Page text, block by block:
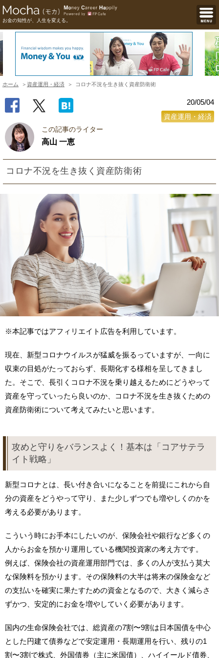
お金の知性が、人生を変える。
ホーム 資産運用・経済 コロナ不況を生き抜く資産防衛術
20/05/04
資産運用・経済
この記事のライター
高山 一恵
コロナ不況を生き抜く資産防衛術
※本記事ではアフィリエイト広告を利用しています。
現在、新型コロナウイルスが猛威を振るっていますが、一向に
収束の目処がたっておらず、長期化する様相を呈してきまし
た。そこで、長引くコロナ不況を乗り越えるためにどうやって
資産を守っていったら良いのか、コロナ不況を生き抜くための
資産防衛術について考えてみたいと思います。
攻めと守りをバランスよく！基本は「コアサテラ
イト戦略」
新型コロナとは、長い付き合いになることを前提にこれから自
分の資産をどうやって守り、また少しずつでも増やしくのかを
考える必要があります。
こういう時にお手本にしたいのが、保険会社や銀行など多くの
人からお金を預かり運用している機関投資家の考え方です。
例えば、保険会社の資産運用部門では、多くの人が支払う莫大
な保険料を預かります。その保険料の大半は将来の保険金など
の支払いを確実に果たすための資金となるので、大きく減らさ
ずかつ、安定的にお金を増やしていく必要があります。
国内の生命保険会社では、総資産の7割〜9割は日本国債を中心
とした円建て債券などで安定運用・長期運用を行い、残りの1
割〜3割で株式、外国債券（主に米国債）、ハイイールド債券、